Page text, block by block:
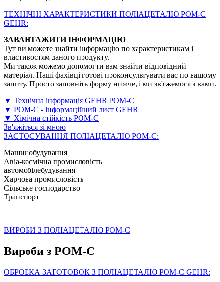
ТЕХНІЧНІ ХАРАКТЕРИСТИКИ ПОЛІАЦЕТАЛЮ POM-C
GEHR:
ЗАВАНТАЖИТИ ІНФОРМАЦІЮ
Тут ви можете знайти інформацію по характеристикам і
властивостям даного продукту.
Ми також можемо допомогти вам знайти відповідний
матеріал. Наші фахівці готові проконсультувати вас по вашому
запиту. Просто заповніть форму нижче, і ми зв'яжемося з вами.
▼ Технічна інформація GEHR POM-C
▼ POM-C - інформаційний лист GEHR
▼ Хімічна стійкість POM-C
Зв'яжіться зі мною
ЗАСТОСУВАННЯ ПОЛІАЦЕТАЛЮ POM-C:
Машинобудування
Авіа-космічна промисловість
автомобілебудування
Харчова промисловість
Сільське господарство
Транспорт
ВИРОБИ З ПОЛІАЦЕТАЛЮ POM-C
Вироби з POM-C
ОБРОБКА ЗАГОТОВОК З ПОЛІАЦЕТАЛЮ POM-C GEHR: